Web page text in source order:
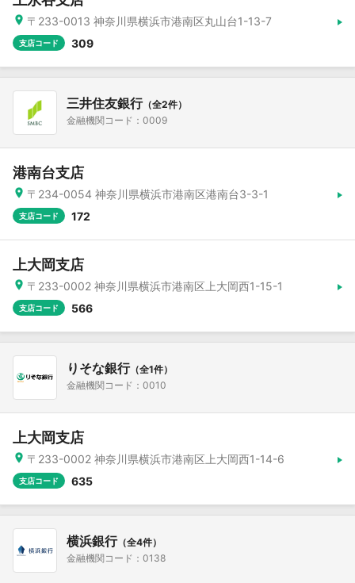
〒233-0013 神奈川県横浜市港南区丸山台1-13-7
支店コード 309
三井住友銀行（全2件）
金融機関コード：0009
港南台支店
〒234-0054 神奈川県横浜市港南区港南台3-3-1
支店コード 172
上大岡支店
〒233-0002 神奈川県横浜市港南区上大岡西1-15-1
支店コード 566
りそな銀行（全1件）
金融機関コード：0010
上大岡支店
〒233-0002 神奈川県横浜市港南区上大岡西1-14-6
支店コード 635
横浜銀行（全4件）
金融機関コード：0138